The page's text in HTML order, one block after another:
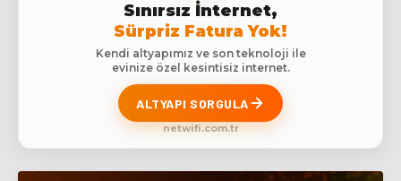
Sınırsız İnternet,
Sürpriz Fatura Yok!
Kendi altyapımız ve son teknoloji ile
evinize özel kesintisiz internet.
ALTYAPI SORGULA
netwifi.com.tr